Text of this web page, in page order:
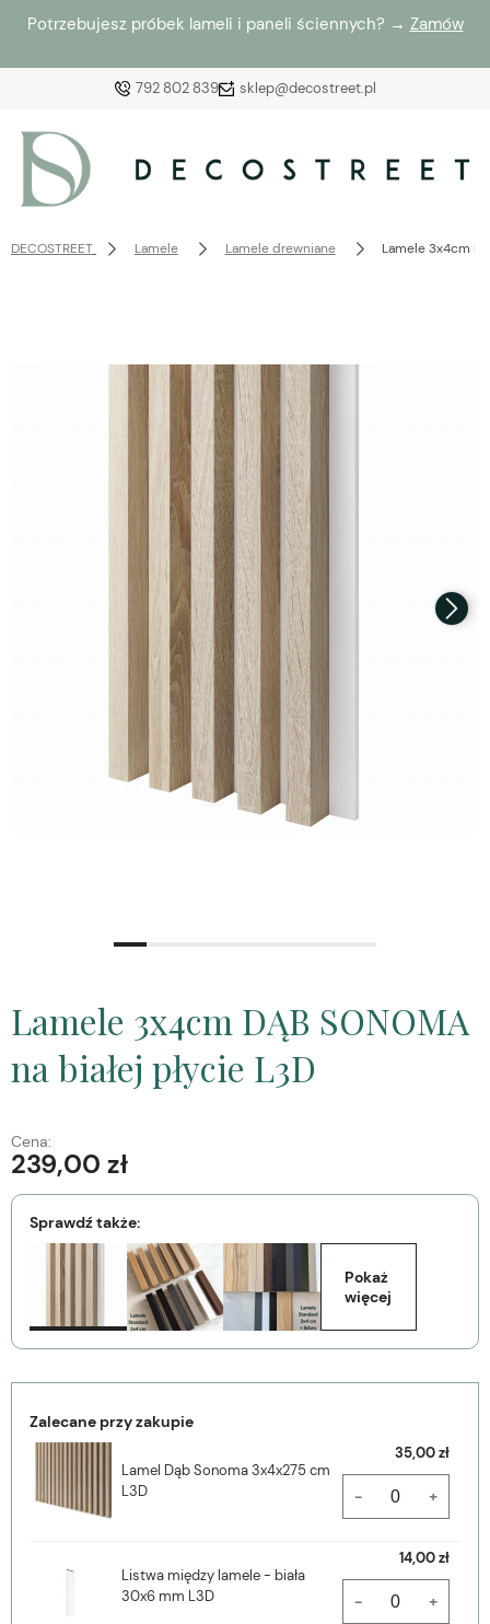
Potrzebujesz próbek lameli i paneli ściennych? → Zamów
792 802 839 sklep@decostreet.pl
Wybierz coś dla siebie z naszej aktualnej oferty lub
zaloguj się, aby przywrócić dodane produkty do listy
z poprzedniej sesji.
DECOSTREET Lamele Lamele drewniane Lamele 3x4cm
Lamele 3x4cm DĄB SONOMA
na białej płycie L3D
Cena:
239,00 zł
Sprawdź także:
Pokaż
więcej
Zalecane przy zakupie
Lamel Dąb Sonoma 3x4x275 cm
L3D
35,00 zł
- +
Listwa między lamele - biała
30x6 mm L3D
14,00 zł
- +